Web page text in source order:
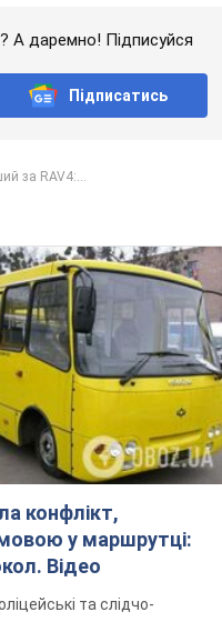
конфлікт,
у маршрутці:
Відео
та слідчо-